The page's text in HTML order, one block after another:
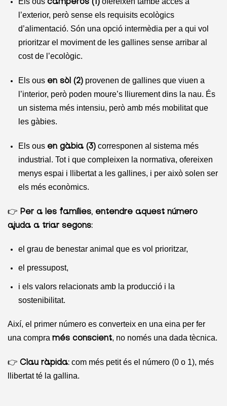
camperos (1)
l’exterior, però sense els requisits ecològics
d’alimentació. Són una opció intermèdia per a qui vol
prioritzar el moviment de les gallines sense arribar al
cost de l’ecològic.
Els ous en sòl (2)provenen de gallines que viuen a
l’interior, però poden moure’s lliurement dins la nau. És
un sistema més intensiu, però amb més mobilitat que
les gàbies.
Els ous en gàbia (3)corresponen al sistema més
industrial. Tot i que compleixen la normativa, ofereixen
menys espai i llibertat a les gallines, i per això solen ser
els més econòmics.
👉 Per a les famílies, entendre aquest número
ajuda a triar segons:
el grau de benestar animal que es vol prioritzar,
el pressupost,
i els valors relacionats amb la producció i la
sostenibilitat.
Així, el primer número es converteix en una eina per fer
una compra més conscient, no només una dada tècnica.
👉 Clau ràpida: com més petit és el número (0 o 1), més
llibertat té la gallina.